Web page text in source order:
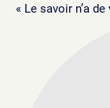
« Le savoir n’a